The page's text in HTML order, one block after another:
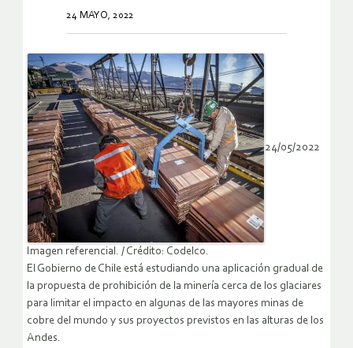
24 MAYO, 2022
24/05/2022
Imagen referencial. / Crédito: Codelco.
El Gobierno de Chile está estudiando una aplicación gradual de
la propuesta de prohibición de la minería cerca de los glaciares
para limitar el impacto en algunas de las mayores minas de
cobre del mundo y sus proyectos previstos en las alturas de los
Andes.